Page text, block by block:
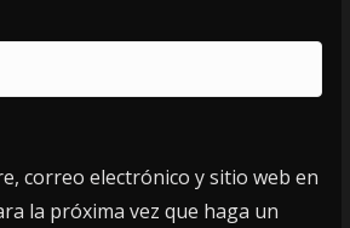
correo electrónico y sitio web en
la próxima vez que haga un